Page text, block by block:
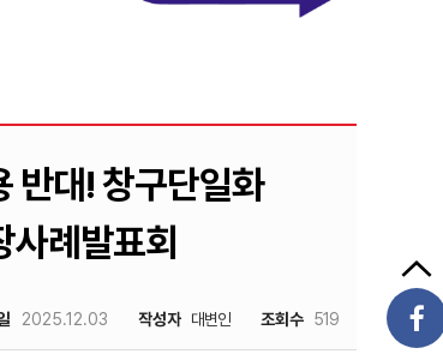
반대! 창구단일화
례발표회
2025.12.03 작성자 대변인 조회수 519